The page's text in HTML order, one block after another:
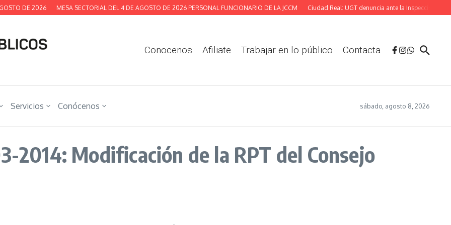
DE 2026 MESA SECTORIAL DEL 4 DE AGOSTO DE 2026 PERSONAL FUNCIONARIO DE LA JCCM Ciudad Real: UGT denuncia ante la Inspección las
Conocenos Afiliate Trabajar en lo público Contacta
Servicios Conócenos sábado, agosto 8, 2026
2014: Modificación de la RPT del Consejo